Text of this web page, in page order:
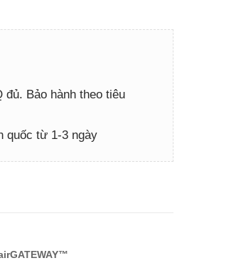
đủ. Bảo hành theo tiêu
quốc từ 1-3 ngày